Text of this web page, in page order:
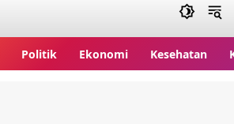
Politik Ekonomi Kesehatan